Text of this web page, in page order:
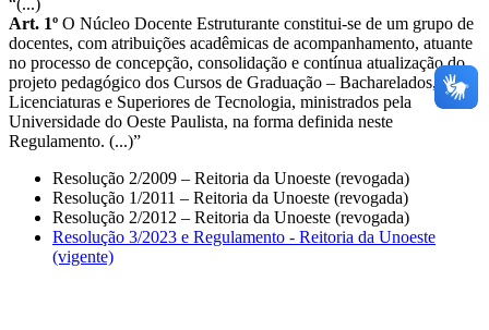
“(...)
Art. 1º O Núcleo Docente Estruturante constitui-se de um grupo de
docentes, com atribuições acadêmicas de acompanhamento, atuante
no processo de concepção, consolidação e contínua atualização do
projeto pedagógico dos Cursos de Graduação – Bacharelados,
Licenciaturas e Superiores de Tecnologia, ministrados pela
Universidade do Oeste Paulista, na forma definida neste
Regulamento. (...)”
Resolução 2/2009 – Reitoria da Unoeste (revogada)
Resolução 1/2011 – Reitoria da Unoeste (revogada)
Resolução 2/2012 – Reitoria da Unoeste (revogada)
Resolução 3/2023 e Regulamento - Reitoria da Unoeste
(vigente)